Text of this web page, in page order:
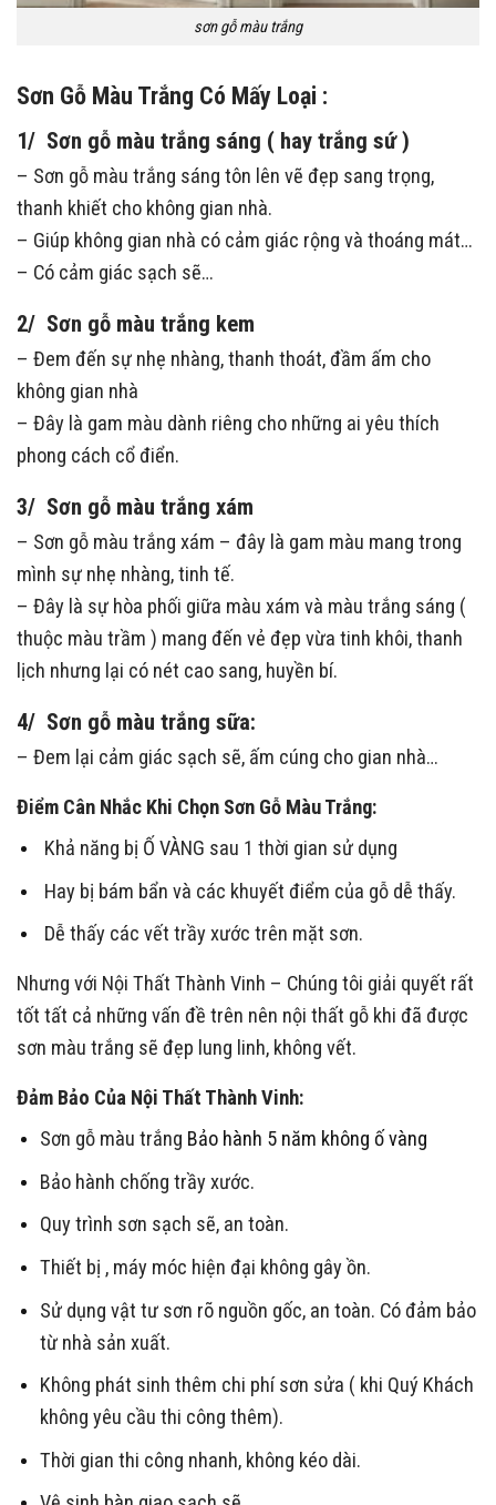
sơn gỗ màu trắng
Sơn Gỗ Màu Trắng Có Mấy Loại :
1/ Sơn gỗ màu trắng sáng ( hay trắng sứ )
– Sơn gỗ màu trắng sáng tôn lên vẽ đẹp sang trọng,
thanh khiết cho không gian nhà.
– Giúp không gian nhà có cảm giác rộng và thoáng mát…
– Có cảm giác sạch sẽ…
2/ Sơn gỗ màu trắng kem
– Đem đến sự nhẹ nhàng, thanh thoát, đầm ấm cho
không gian nhà
– Đây là gam màu dành riêng cho những ai yêu thích
phong cách cổ điển.
3/ Sơn gỗ màu trắng xám
– Sơn gỗ màu trắng xám – đây là gam màu mang trong
mình sự nhẹ nhàng, tinh tế.
– Đây là sự hòa phối giữa màu xám và màu trắng sáng (
thuộc màu trầm ) mang đến vẻ đẹp vừa tinh khôi, thanh
lịch nhưng lại có nét cao sang, huyền bí.
4/ Sơn gỗ màu trắng sữa:
– Đem lại cảm giác sạch sẽ, ấm cúng cho gian nhà…
Điểm Cân Nhắc Khi Chọn Sơn Gỗ Màu Trắng:
Khả năng bị Ố VÀNG sau 1 thời gian sử dụng
Hay bị bám bẩn và các khuyết điểm của gỗ dễ thấy.
Dễ thấy các vết trầy xước trên mặt sơn.
Nhưng với Nội Thất Thành Vinh – Chúng tôi giải quyết rất
tốt tất cả những vấn đề trên nên nội thất gỗ khi đã được
sơn màu trắng sẽ đẹp lung linh, không vết.
Đảm Bảo Của Nội Thất Thành Vinh:
Sơn gỗ màu trắng Bảo hành 5 năm không ố vàng
Bảo hành chống trầy xước.
Quy trình sơn sạch sẽ, an toàn.
Thiết bị , máy móc hiện đại không gây ồn.
Sử dụng vật tư sơn rõ nguồn gốc, an toàn. Có đảm bảo
từ nhà sản xuất.
Không phát sinh thêm chi phí sơn sửa ( khi Quý Khách
không yêu cầu thi công thêm).
Thời gian thi công nhanh, không kéo dài.